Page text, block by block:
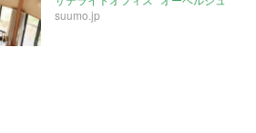
ペンション
suumo.jp